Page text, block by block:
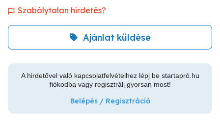
Szabálytalan hirdetés?
Ajánlat küldése
A hirdetővel való kapcsolatfelvételhez lépj be startapró.hu
fiókodba vagy regisztrálj gyorsan most!
Belépés / Regisztráció